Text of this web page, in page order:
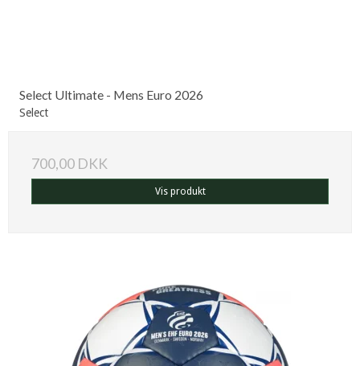
Select Ultimate - Mens Euro 2026
Select
700,00 DKK
Vis produkt